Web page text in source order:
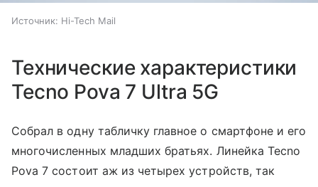
Источник: Hi-Tech Mail
Технические характеристики
Tecno Pova 7 Ultra 5G
Собрал в одну табличку главное о смартфоне и его
многочисленных младших братьях. Линейка Tecno
Pova 7 состоит аж из четырех устройств, так